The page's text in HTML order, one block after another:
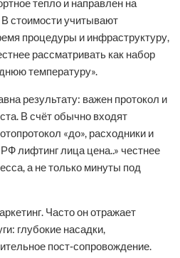
тепло и направлен на
стоимости учитывают
процедуры и инфраструктуру,
рассматривать как набор
температуру».
результату: важен протокол и
В счёт обычно входят
«до», расходники и
лифтинг лица цена..» честнее
а не только минуты под
Часто он отражает
глубокие насадки,
пост‑сопровождение.